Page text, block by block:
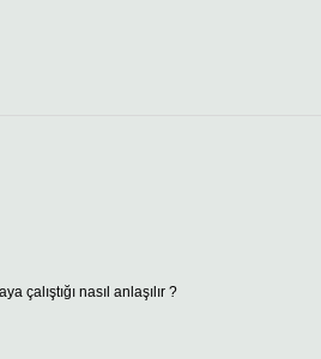
çalıştığı nasıl anlaşılır ?